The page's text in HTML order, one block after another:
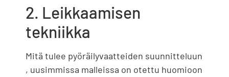
2. Leikkaamisen
tekniikka
Mitä tulee pyöräilyvaatteiden suunnitteluun
, uusimmissa malleissa on otettu huomioon